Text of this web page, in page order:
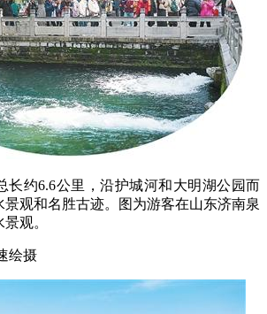
约6.6公里，沿护城河和大明湖公园而
观和名胜古迹。图为游客在山东济南泉
观。
绘摄